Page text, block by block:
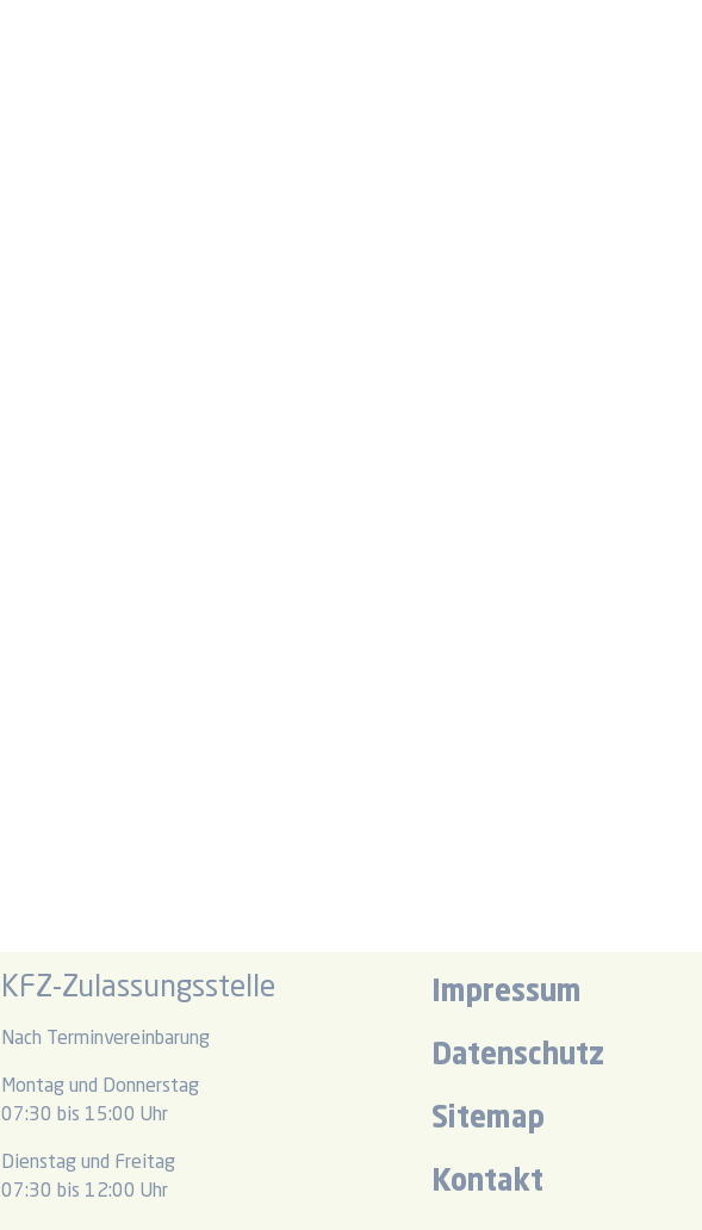
KFZ-Zulassungsstelle
Nach Terminvereinbarung
Montag und Donnerstag
07:30 bis 15:00 Uhr
Dienstag und Freitag
07:30 bis 12:00 Uhr
Impressum
Datenschutz
Sitemap
Kontakt